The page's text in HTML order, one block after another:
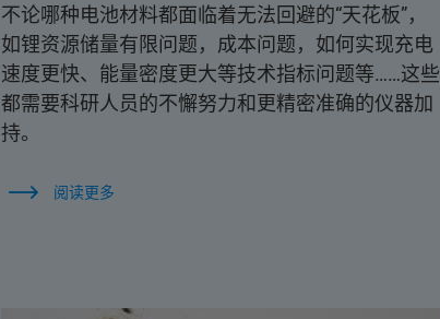
不论哪种电池材料都面临着无法回避的“天花板”，
如锂资源储量有限问题，成本问题，如何实现充电
速度更快、能量密度更大等技术指标问题等……这些
都需要科研人员的不懈努力和更精密准确的仪器加
持。
阅读更多